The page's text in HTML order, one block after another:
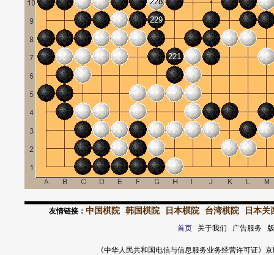
221
229
友情链接： 中国棋院 韩国棋院 日本棋院 台湾棋院 日本关
首页关于我们 广告服务
《中华人民共和国电信与信息服务业务经营许可证